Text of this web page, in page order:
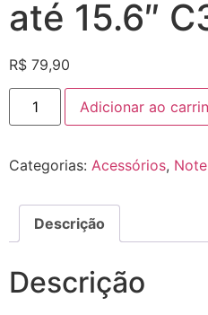
até 15.6″
R$ 79,90
Adicionar ao
Categorias: Acessórios,
Descrição
Descrição